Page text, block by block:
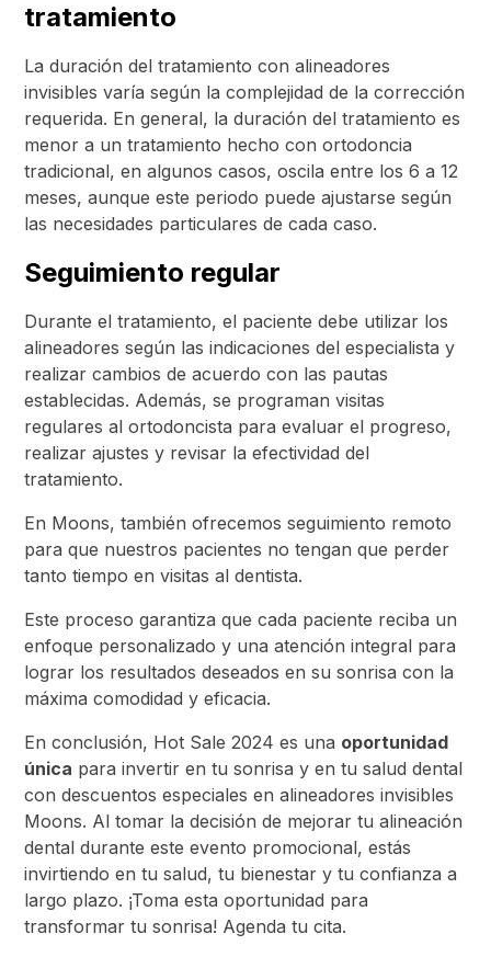
tratamiento
La duración del tratamiento con alineadores
invisibles varía según la complejidad de la corrección
requerida. En general, la duración del tratamiento es
menor a un tratamiento hecho con ortodoncia
tradicional, en algunos casos, oscila entre los 6 a 12
meses, aunque este periodo puede ajustarse según
las necesidades particulares de cada caso.
Seguimiento regular
Durante el tratamiento, el paciente debe utilizar los
alineadores según las indicaciones del especialista y
realizar cambios de acuerdo con las pautas
establecidas. Además, se programan visitas
regulares al ortodoncista para evaluar el progreso,
realizar ajustes y revisar la efectividad del
tratamiento.
En Moons, también ofrecemos seguimiento remoto
para que nuestros pacientes no tengan que perder
tanto tiempo en visitas al dentista.
Este proceso garantiza que cada paciente reciba un
enfoque personalizado y una atención integral para
lograr los resultados deseados en su sonrisa con la
máxima comodidad y eficacia.
En conclusión, Hot Sale 2024 es una oportunidad
única para invertir en tu sonrisa y en tu salud dental
con descuentos especiales en alineadores invisibles
Moons. Al tomar la decisión de mejorar tu alineación
dental durante este evento promocional, estás
invirtiendo en tu salud, tu bienestar y tu confianza a
largo plazo. ¡Toma esta oportunidad para
transformar tu sonrisa! Agenda tu cita.